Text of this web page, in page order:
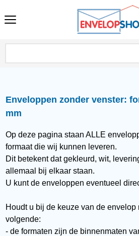
Enveloppen zonder venster:
mm
Op deze pagina staan ALLE
formaat die wij kunnen leveren.
Dit betekent dat gekleurd, wit,
allemaal bij elkaar staan.
U kunt de enveloppen eventueel
Houdt u bij de keuze van de envelop
volgende:
- de formaten zijn de binnenmaten